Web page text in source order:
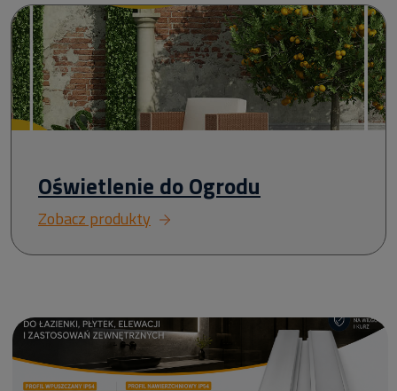
Oświetlenie do Ogrodu
Zobacz produkty